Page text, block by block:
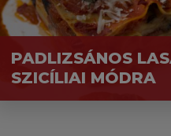
PADLIZSÁNOS
SZICÍLIAI MÓDRA